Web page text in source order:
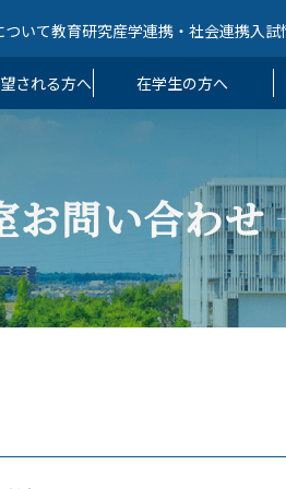
ついて教育研究産学連携・社会連携入試
される方へ 在学生の方へ
お問い合わせ